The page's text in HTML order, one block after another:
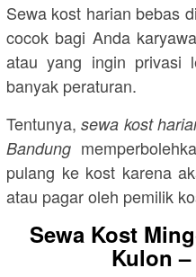
Sewa kost harian bebas
cocok bagi Anda
atau yang ingin privasi
banyak peraturan.
Tentunya,sewa kost
Bandung
pulang ke kost karena
atau pagar oleh pemilik
Sewa Kost
Kulon